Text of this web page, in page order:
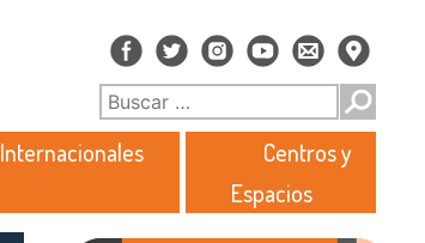
Internacionales
Centros y
Espacios